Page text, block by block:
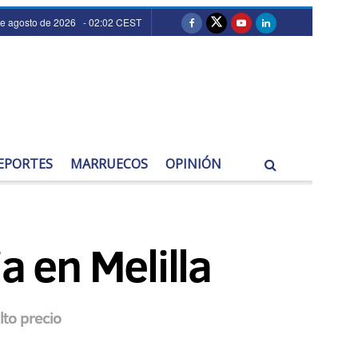
agosto de 2026 - 02:02 CEST
MARRUECOS OPINIÓN
en Melilla
precio